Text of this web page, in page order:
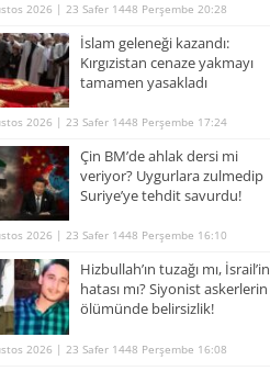
2026 | 23 Safer 1448 Perşembe 20:28
İslam geleneği kazandı:
Kırgızistan cenaze yakmayı
tamamen yasakladı
2026 | 23 Safer 1448 Perşembe 17:24
Çin BM’de ahlak dersi mi
veriyor? Uygurlara zulmedip
Suriye’ye tehdit savurdu!
2026 | 23 Safer 1448 Perşembe 16:10
Hizbullah’ın tuzağı mı, İsrail’in
hatası mı? Siyonist askerlerin
ölümünde belirsizlik!
2026 | 23 Safer 1448 Perşembe 16:08